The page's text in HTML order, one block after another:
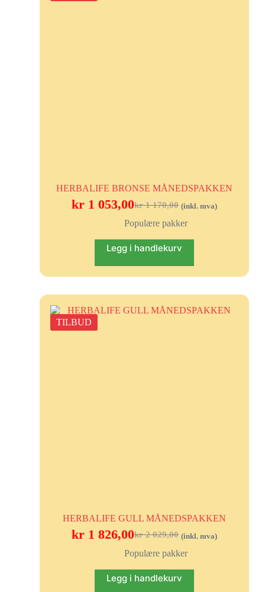
HERBALIFE BRONSE MÅNEDSPAKKEN
kr1 170,00
kr1 053,00 (inkl. mva)
Populære pakker
Legg i handlekurv
TILBUD
HERBALIFE GULL MÅNEDSPAKKEN
kr2 029,00
kr1 826,00 (inkl. mva)
Populære pakker
Legg i handlekurv